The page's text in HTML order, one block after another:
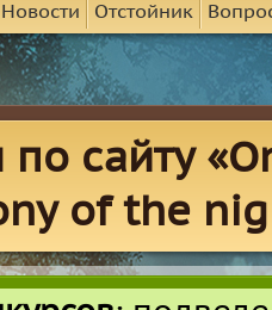
Новости Отстойник
сайту
of the